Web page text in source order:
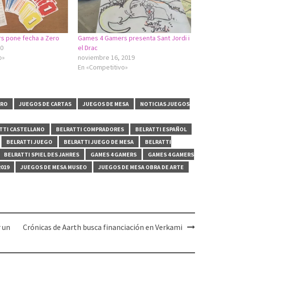
pone fecha a Zero
Games 4 Gamers presenta Sant Jordi i
el Drac
noviembre 16, 2019
En «Competitivo»
JUEGOS DE CARTAS JUEGOS DE MESA
NOTICIAS JUEGOS
CASTELLANO BELRATTI COMPRADORES
BELRATTI ESPAÑOL
BELRATTI JUEGO BELRATTI JUEGO DE MESA
BELRATTI
BELRATTI SPIEL DES JAHRES GAMES 4 GAMERS
GAMES 4 GAMERS
JUEGOS DE MESA MUSEO
JUEGOS DE MESA OBRA DE ARTE
un
Crónicas de Aarth busca financiación en Verkami